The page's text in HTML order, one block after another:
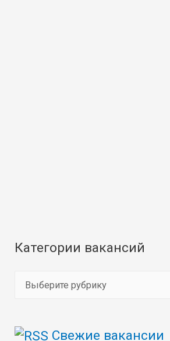
Категории вакансий
е
Свежие вакансии